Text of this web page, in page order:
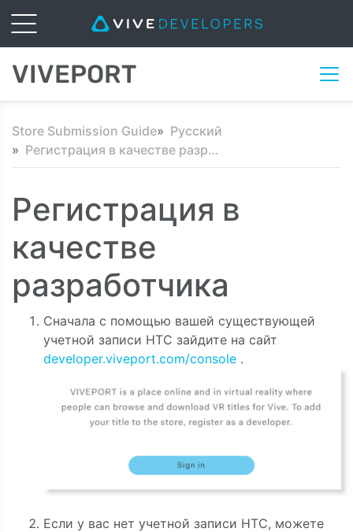
VIVEPORT
Store Submission Guide
Русский
Регистрация в качестве разработчика
Регистрация в
качестве
разработчика
Сначала с помощью вашей существующей
учетной записи HTC зайдите на сайт
developer.viveport.com/console .
Если у вас нет учетной записи HTC, можете